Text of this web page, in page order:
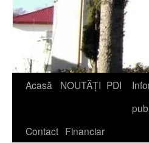
Acasă NOUTĂȚI PDI
Contact Financiar